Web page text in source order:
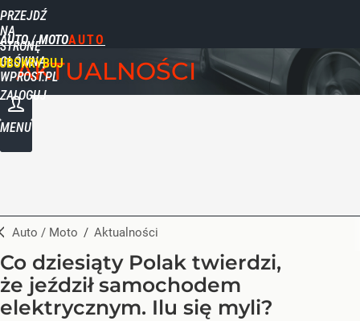
PRZEJDŹ
NA
STRONĘ
GŁÓWNĄ
WPROST.PL
AUTO / MOTO
ZALOGUJ
MENU
AKTUALNOŚCI
Auto / Moto / Aktualności
Co dziesiąty Polak twierdzi,
że jeździł samochodem
elektrycznym. Ilu się myli?